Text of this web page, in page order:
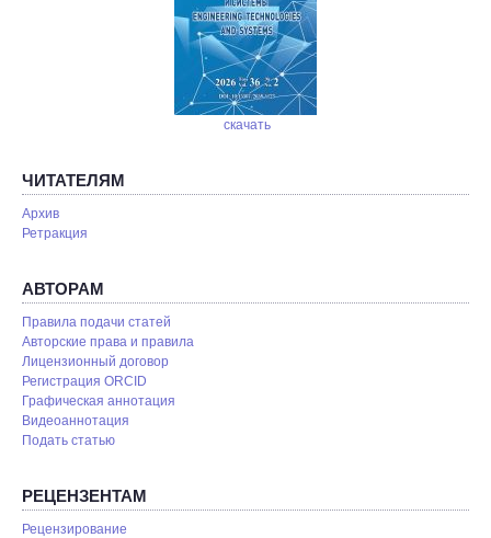
скачать
ЧИТАТЕЛЯМ
Архив
Ретракция
АВТОРАМ
Правила подачи статей
Авторские права и правила
Лицензионный договор
Регистрация ORCID
Графическая аннотация
Видеоаннотация
Подать статью
РЕЦЕНЗЕНТАМ
Рецензирование